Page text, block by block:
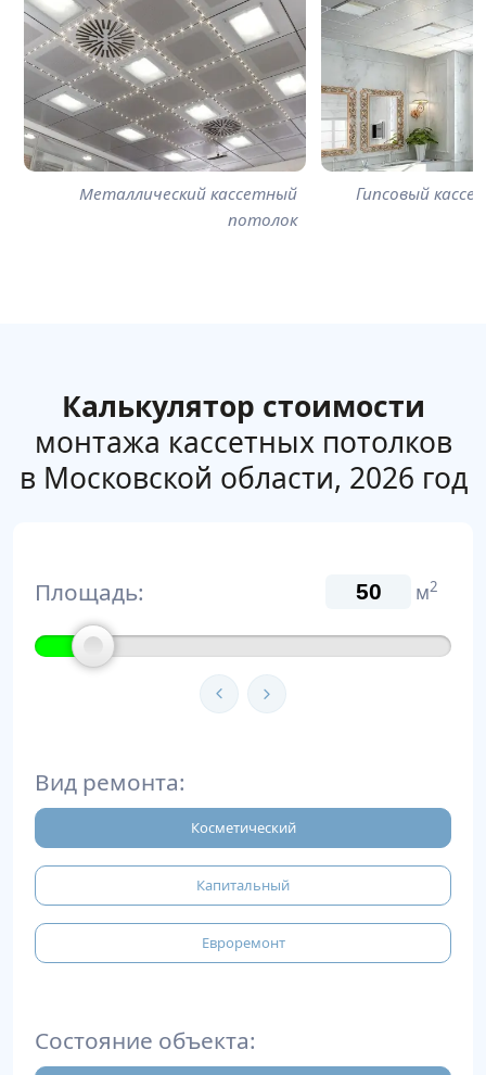
Металлический кассетный
потолок
Гипсовый
Калькулятор стоимости
монтажа кассетных потолков
в Московской области, 2026 год
Площадь: м2
Вид ремонта:
Косметический
Капитальный
Евроремонт
Состояние объекта: